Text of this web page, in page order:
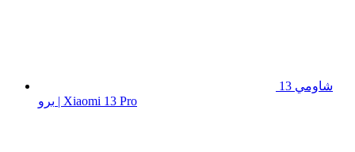
شاومي 13
برو | Xiaomi 13 Pro